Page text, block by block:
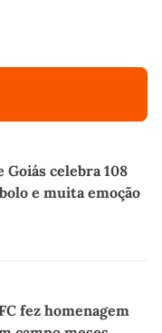
celebra 108
e muita emoção
fez homenagem